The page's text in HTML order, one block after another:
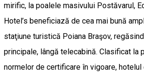
mirific, la poalele masivului Postăvarul,
Hotel’s beneficiază de cea mai bună
staţiune turistică Poiana Braşov,
principale, lângă telecabină. Clasificat la
normelor de certificare în vigoare,